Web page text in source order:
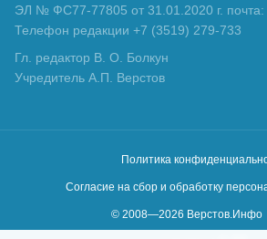
ЭЛ № ФС77-77805 от 31.01.2020 г. почта:
Телефон редакции +7 (3519) 279-733
Гл. редактор В. О. Болкун
Учредитель А.П. Верстов
Политика
Согласие на сбор и обработку
© 2008—2026 Верстов.Инфо